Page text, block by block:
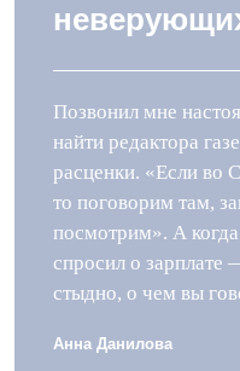
Позвонил мне
найти редактора
расценки. «Если во
то поговорим там,
посмотрим». А
спросил о зарплате
стыдно, о чем вы
Анна Данилова